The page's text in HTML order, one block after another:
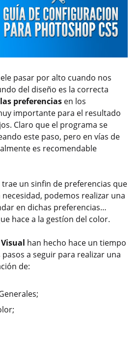
pasar por alto cuando nos
del diseño es la correcta
preferencias en los
importante para el resultado
Claro que el programa se
este paso, pero en vías de
es recomendable
un sinfin de preferencias que
necesidad, podemos realizar una
en dichas preferencias…
hace a la gestíon del color.
han hecho hace un tiempo
a seguir para realizar una
de: